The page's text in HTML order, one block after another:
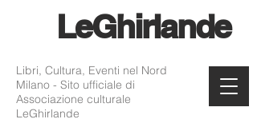
LeGhirlande
Libri, Cultura, Eventi nel Nord
Milano - Sito ufficiale di
Associazione culturale
LeGhirlande